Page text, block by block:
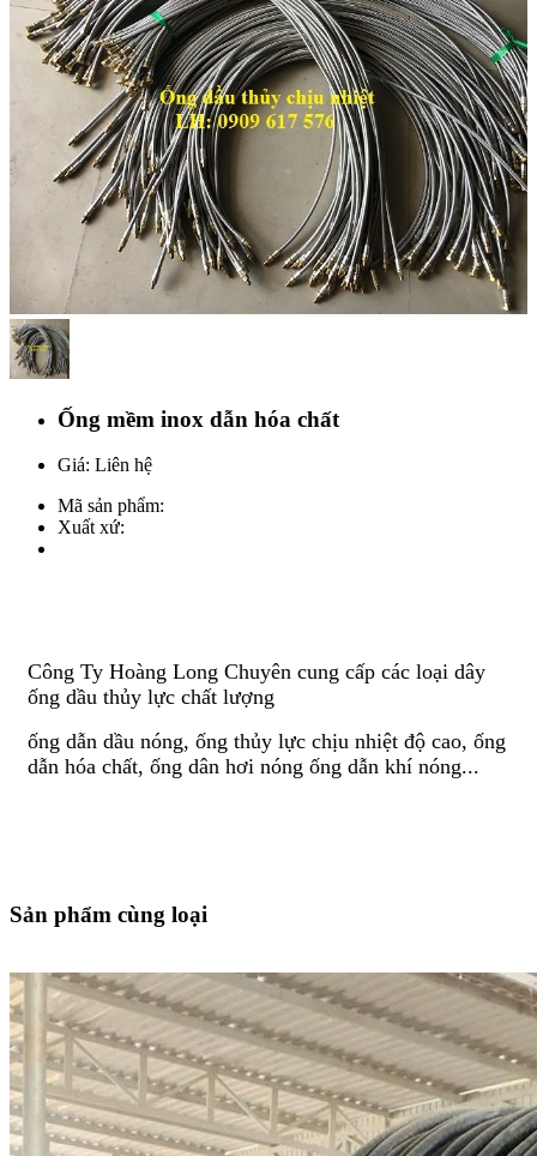
Ống mềm inox dẫn hóa chất
Giá: Liên hệ
Mã sản phẩm:
Xuất xứ:
Công Ty Hoàng Long Chuyên cung cấp các loại dây
ống dầu thủy lực chất lượng
ống dẫn dầu nóng, ống thủy lực chịu nhiệt độ cao, ống
dẫn hóa chất, ống dân hơi nóng ống dẫn khí nóng...
Sản phẩm cùng loại